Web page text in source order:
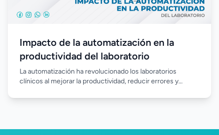
Impacto de la automatización en la
productividad del laboratorio
La automatización ha revolucionado los laboratorios
clínicos al mejorar la productividad, reducir errores y
automatizados permite optimizar los recursos, fortalecer la
clínico.